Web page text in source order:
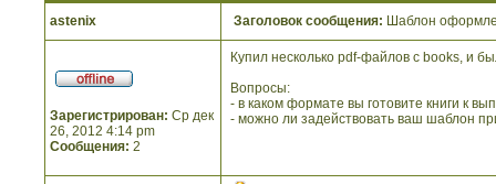
astenix
Заголовок сообщения: Шаблон
Зарегистрирован: Ср дек
26, 2012 4:14 pm
Сообщения: 2
Купил несколько pdf-файлов с books, и
Вопросы:
- в каком формате вы готовите книги к
- можно ли задействовать ваш шаблон